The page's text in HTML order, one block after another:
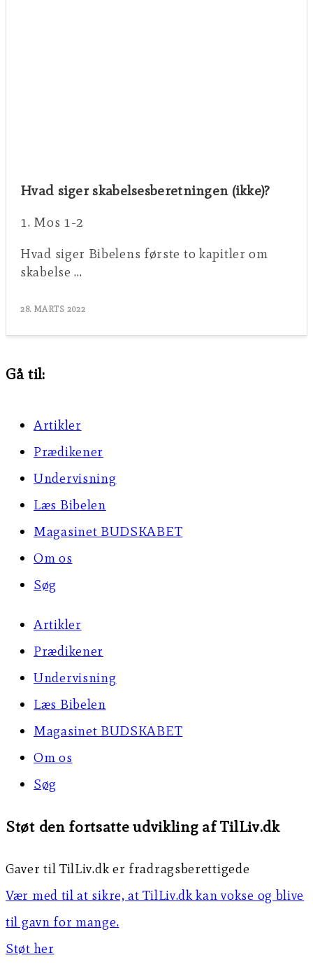
Hvad siger skabelsesberetningen (ikke)?
1. Mos 1-2
Hvad siger Bibelens første to kapitler om
skabelse …
28. MARTS 2022
Gå til:
Artikler
Prædikener
Undervisning
Læs Bibelen
Magasinet BUDSKABET
Om os
Søg
Artikler
Prædikener
Undervisning
Læs Bibelen
Magasinet BUDSKABET
Om os
Søg
Støt den fortsatte udvikling af TilLiv.dk
Gaver til TilLiv.dk er fradragsberettigede
Vær med til at sikre, at TilLiv.dk kan vokse og blive
til gavn for mange.
Støt her